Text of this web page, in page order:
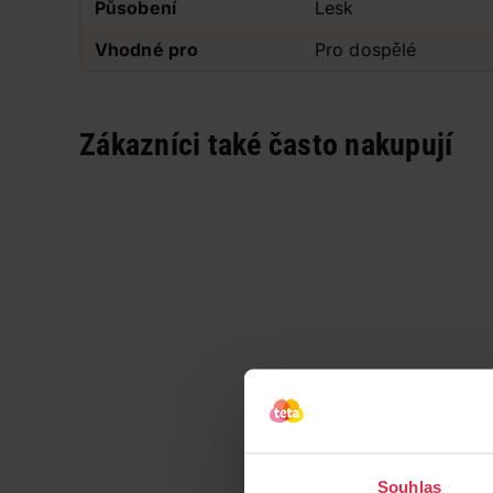
Souhlas
Působení
Lesk
Vhodné pro
Pro dospělé
Zákazníci také často nakupují